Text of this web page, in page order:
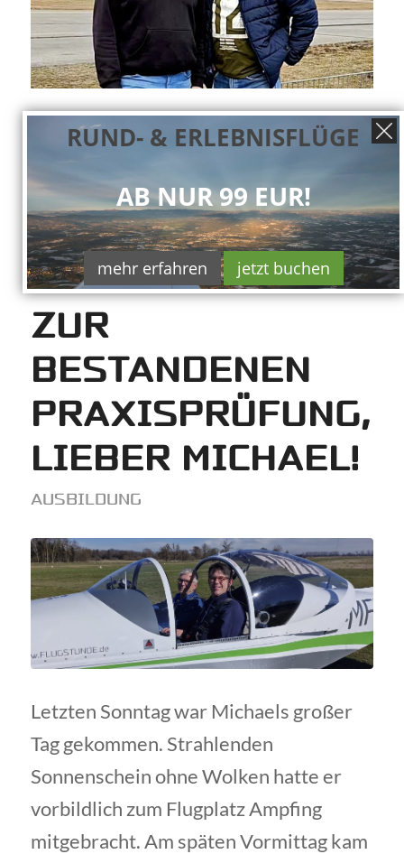
23.02.2025 / VONRALF PLECHINGER
HERZLICHEN
GLÜCKWUNSCH
ZUR
BESTANDENEN
PRAXISPRÜFUNG,
LIEBER MICHAEL!
AUSBILDUNG
Letzten Sonntag war Michaels großer
Tag gekommen. Strahlenden
Sonnenschein ohne Wolken hatte er
vorbildlich zum Flugplatz Ampfing
mitgebracht. Am späten Vormittag kam
RUND- & ERLEBNISFLÜGE
AB NUR 99 EUR!
mehr erfahren jetzt buchen